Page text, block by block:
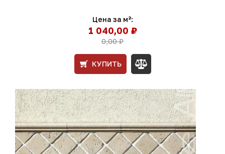
Цена за м²:
1 040,00 ₽
0,00 ₽
КУПИТЬ